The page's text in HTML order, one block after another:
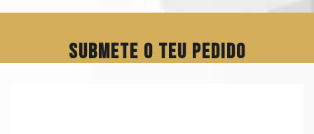
Submete o teu pedido